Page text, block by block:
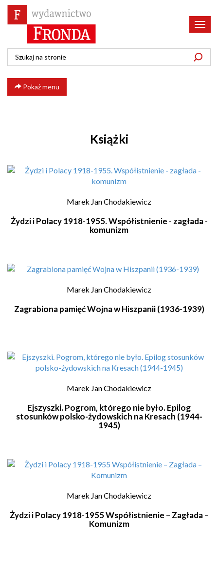
Pokaż menu
Książki
Marek Jan Chodakiewicz
Żydzi i Polacy 1918-1955. Współistnienie - zagłada -
komunizm
Marek Jan Chodakiewicz
Zagrabiona pamięć Wojna w Hiszpanii (1936-1939)
Marek Jan Chodakiewicz
Ejszyszki. Pogrom, którego nie było. Epilog
stosunków polsko-żydowskich na Kresach (1944-
1945)
Marek Jan Chodakiewicz
Żydzi i Polacy 1918-1955 Współistnienie – Zagłada –
Komunizm